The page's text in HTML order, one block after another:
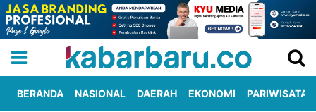
BERANDA NASIONAL DAERAH EKONOMI PARIWISATA